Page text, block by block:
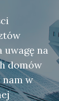
uwagę na
domów
nam w